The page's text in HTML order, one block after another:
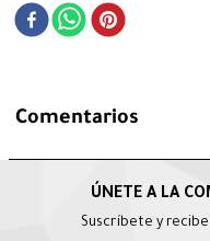
Comentarios
Suscríbete y